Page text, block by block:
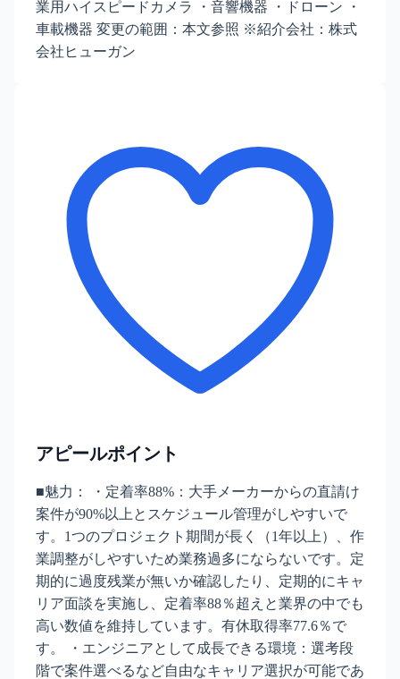
業用ハイスピードカメラ ・音響機器 ・ドローン ・
車載機器 変更の範囲：本文参照 ※紹介会社：株式
会社ヒューガン
アピールポイント
■魅力： ・定着率88%：大手メーカーからの直請け
案件が90%以上とスケジュール管理がしやすいで
す。1つのプロジェクト期間が長く（1年以上）、作
業調整がしやすいため業務過多にならないです。定
期的に過度残業が無いか確認したり、定期的にキャ
リア面談を実施し、定着率88％超えと業界の中でも
高い数値を維持しています。有休取得率77.6％で
す。 ・エンジニアとして成長できる環境：選考段
階で案件選べるなど自由なキャリア選択が可能であ